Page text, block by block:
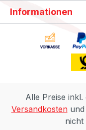
Informationen
Alle Preise
Versandkostenund
nicht